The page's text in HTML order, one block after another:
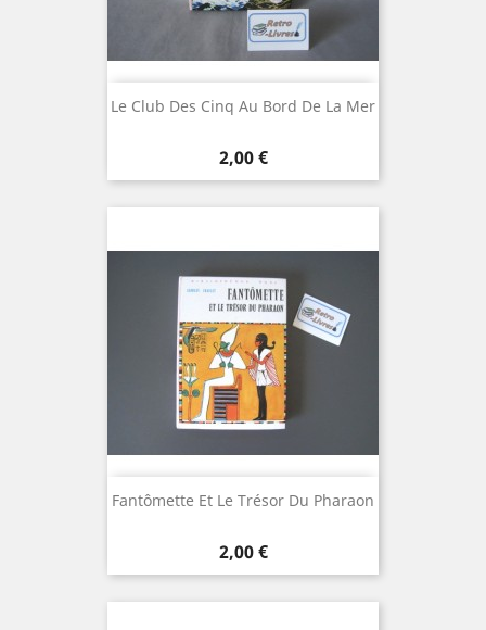
Le Club Des Cinq Au Bord De La Mer
Prix
2,00 €
Fantômette Et Le Trésor Du Pharaon
Prix
2,00 €